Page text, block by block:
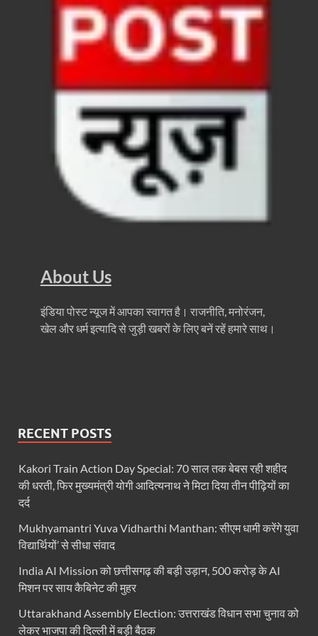
Ummeed Portal: उम्मीद पोर्टल पर यूपी ने रचा
दिल्ली में चमकेगा मध्यप्रदेश – संस्कृति, कला और परंपरा
धरती का स्वास्थ्य सही रहेगा तभी बची रहेगी सृष्टिः योगी
4 Years Achievements Of Uttarakhand
Jairam Ramesh On BJP: श्यामा प्रसाद मुखर्जी के
AIIMS Rishikesh: केन्द्रीय स्वास्थ्य मंत्री जेपी नड्डा से
Kashi Tamil Sangamm: भारत सरकार भाषाई
Bastar Mobile Network: बस्तर के कोंडापल्ली में
MP CP Joshi Meeting With Mandaviya: सांसद
UP BJP State President: उत्तरप्रदेश को जल्द मिलेगा
Navneet Sehgal Resignation: प्रसार भारती के
Lok Sabha 5G Service: चित्तौडगढ़ सांसद सीपी जोशी ने
Chhattisgarh Naxal Operation: मुख्यमंत्री विष्णु देव
President Putin Delhi Visit: रूसी राष्ट्रपति Putin
PM Kisan Yojana: पीएम-किसान योजना के अंतर्गत
About Us
इंडिया पोस्ट न्यूज में आपका स्वागत है। राजनीति, मनोरंजन,
खेल और धर्म इत्यादि से जुड़ी खबरों के लिए बनें रहें हमारे साथ।
RECENT POSTS
Kakori Train Action Day Special: 70 साल तक बेबस रही शहीद
की धरती, फिर मुख्यमंत्री योगी आदित्यनाथ ने मिटा दिया तीन पीढ़ियों का
दर्द
Mukhyamantri Yuva Vidharthi Manthan: सीएम धामी करेंगे युवा
विद्यार्थियों’ से सीधा संवाद
India AI Mission को छत्तीसगढ़ की बड़ी उड़ान, 500 करोड़ के AI
मिशन पर साय कैबिनेट की मुहर
Uttarakhand Assembly Election: उत्तराखंड विधान सभा चुनाव को
लेकर भाजपा की दिल्ली में बड़ी बैठक